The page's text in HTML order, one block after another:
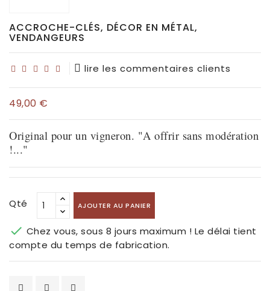
ACCROCHE-CLÉS, DÉCOR EN MÉTAL,
VENDANGEURS
lire les commentaires clients
49,00 €
Original pour un vigneron. "A offrir sans modération
!..."
Qté AJOUTER AU PANIER
 Chez vous, sous 8 jours maximum ! Le délai tient
compte du temps de fabrication.